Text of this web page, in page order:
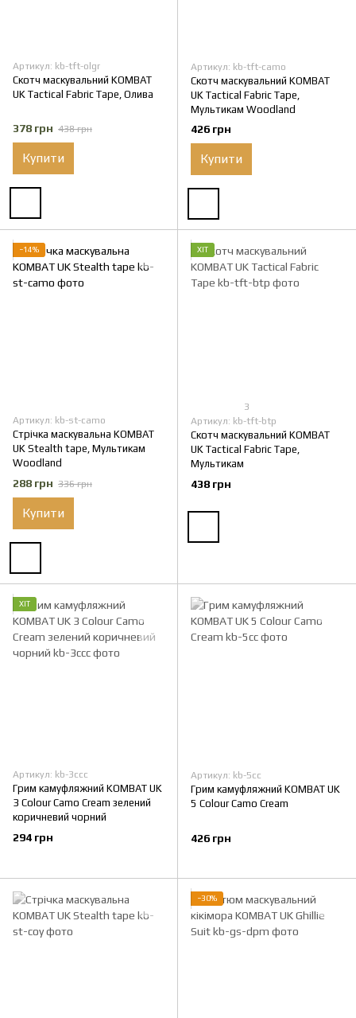
Артикул: kb-tft-olgr
Скотч маскувальний KOMBAT
UK Tactical Fabric Tape, Олива
378 грн 438 грн
Купити
Артикул: kb-tft-camo
Скотч маскувальний KOMBAT
UK Tactical Fabric Tape,
Мультикам Woodland
426 грн
Купити
−14%
Артикул: kb-st-camo
Стрічка маскувальна KOMBAT
UK Stealth tape, Мультикам
Woodland
288 грн 336 грн
Купити
ХІТ
3
Артикул: kb-tft-btp
Скотч маскувальний KOMBAT
UK Tactical Fabric Tape,
Мультикам
438 грн
ХІТ
Артикул: kb-3ccc
Грим камуфляжний KOMBAT UK
3 Colour Camo Cream зелений
коричневий чорний
294 грн
Артикул: kb-5cc
Грим камуфляжний KOMBAT UK
5 Colour Camo Cream
426 грн
−30%